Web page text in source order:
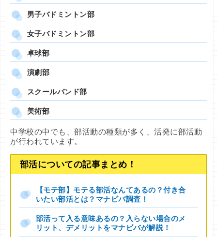
男子バドミントン部
女子バドミントン部
卓球部
演劇部
スクールバンド部
美術部
中学校の中でも、部活動の種類が多く、活発に部活動
が行われています。
部活についての記事まとめ！
【モテ部】モテる部活なんてあるの？付き合
いたい部活とは？マナビバ調査！
部活って入る意味あるの？入らない場合のメ
リット、デメリットをマナビバが解説！